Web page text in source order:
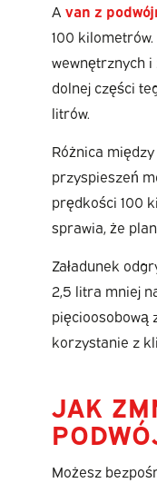
A van z
100
wewnętrznych
dolnej części
litrów.
Różnica
przyspieszeń
prędkości 100
sprawia, że
Załadunek
2,5 litra mniej
pięcioosobową
korzystanie z
JAK
Możesz